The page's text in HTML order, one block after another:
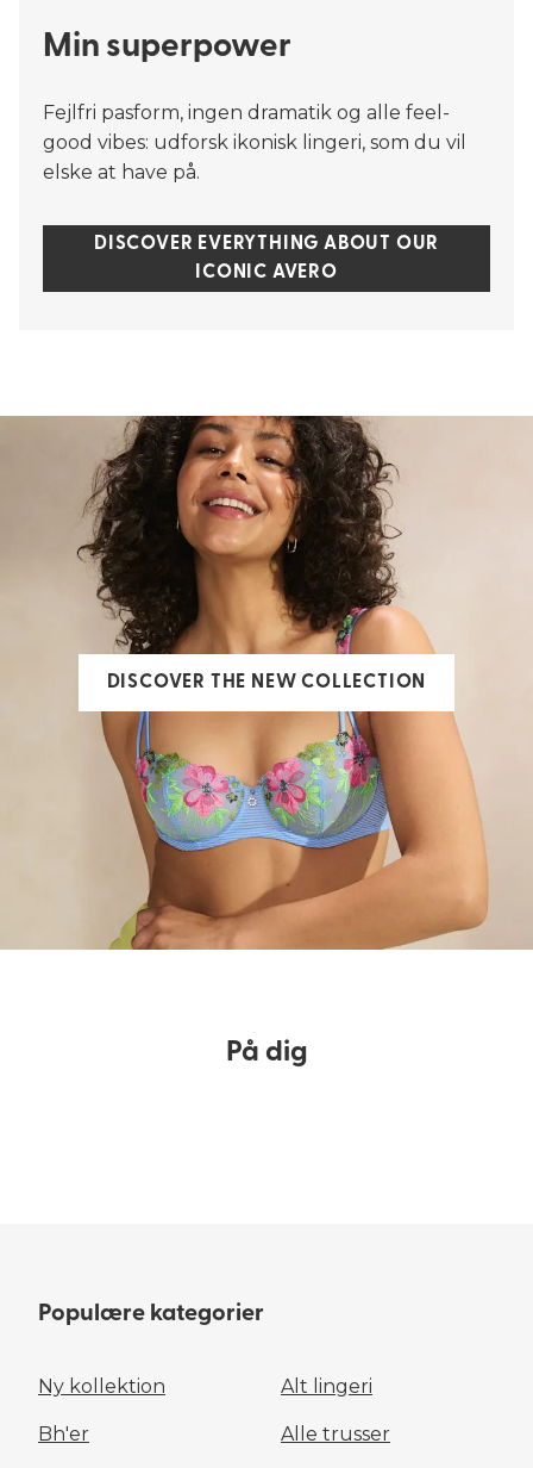
Min superpower​
Fejlfri pasform, ingen dramatik og alle feel-
good vibes: udforsk ikonisk lingeri, som du vil
elske at have på.
DISCOVER EVERYTHING ABOUT OUR
ICONIC AVERO
DISCOVER THE NEW COLLECTION
På dig
Populære kategorier
Ny kollektion Alt lingeri
Bh'er Alle trusser